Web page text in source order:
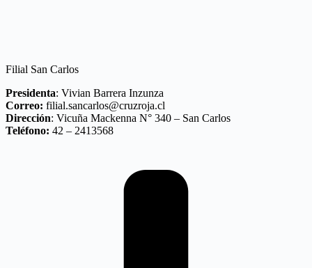
Filial San Carlos
Presidenta: Vivian Barrera Inzunza
Correo: filial.sancarlos@cruzroja.cl
Dirección: Vicuña Mackenna N° 340 – San Carlos
Teléfono: 42 – 2413568